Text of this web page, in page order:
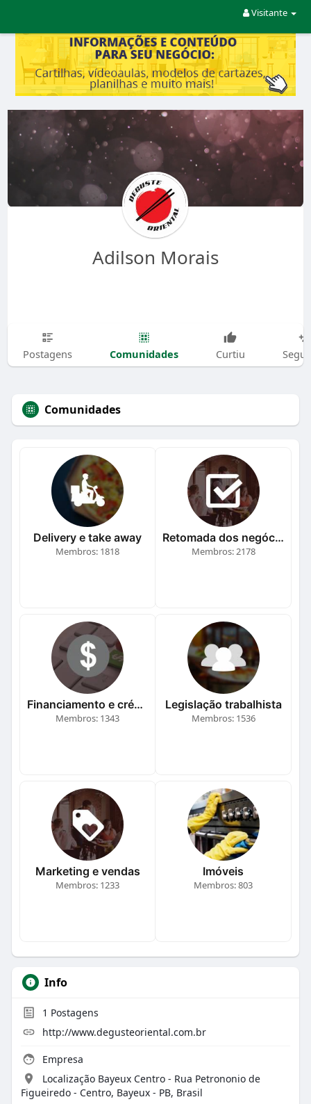
Visitante
Adilson Morais
Postagens Comunidades Curtiu
Comunidades
Delivery e take away
Membros: 1818
Retomada dos negócios
Membros: 2178
Financiamento e crédito
Membros: 1343
Legislação trabalhista
Membros: 1536
Marketing e vendas
Membros: 1233
Imóveis
Membros: 803
Info
1 Postagens
http://www.degusteoriental.com.br
Empresa
Localização Bayeux Centro - Rua Petrononio de
Figueiredo - Centro, Bayeux - PB, Brasil